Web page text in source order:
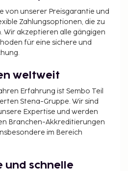
von unserer Preisgarantie und
Zahlungsoptionen, die zu
Wir akzeptieren alle gängigen
für eine sichere und
weltweit
Erfahrung ist Sembo Teil
Stena-Gruppe. Wir sind
Expertise und werden
Branchen-Akkreditierungen
im Bereich
und schnelle